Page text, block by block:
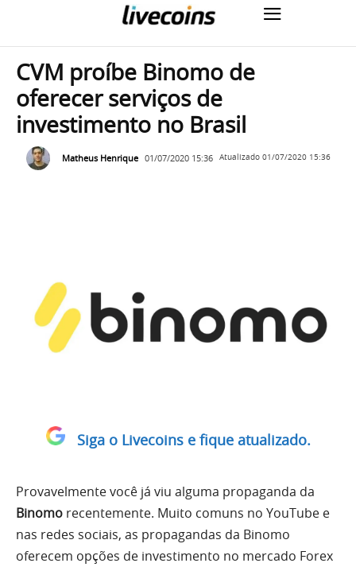
CVM proíbe Binomo de
oferecer serviços de
investimento no Brasil
Matheus Henrique 01/07/2020 15:36 Atualizado 01/07/2020 15:36
Siga o Livecoins e fique atualizado.
Provavelmente você já viu alguma propaganda da
Binomo recentemente. Muito comuns no YouTube e
nas redes sociais, as propagandas da Binomo
oferecem opções de investimento no mercado Forex